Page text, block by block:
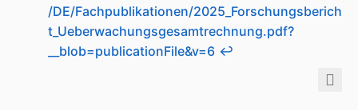
/DE/Fachpublikationen/2025_Forschungsberich
t_Ueberwachungsgesamtrechnung.pdf?
__blob=publicationFile&v=6 ↩︎